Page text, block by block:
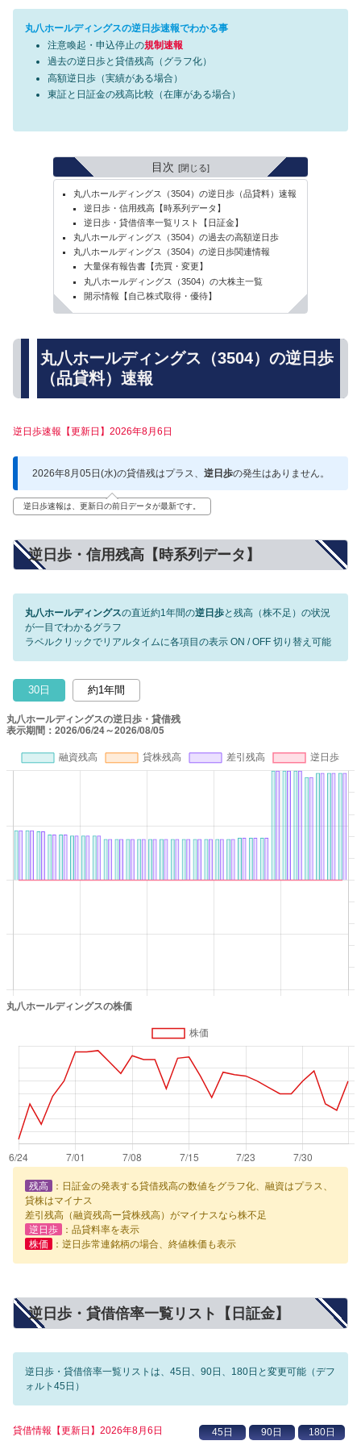
丸八ホールディングスの逆日歩速報でわかる事
注意喚起・申込停止の規制速報
過去の逆日歩と貸借残高（グラフ化）
高額逆日歩（実績がある場合）
東証と日証金の残高比較（在庫がある場合）
目次
丸八ホールディングス（3504）の逆日歩（品貸料）速報
逆日歩・信用残高【時系列データ】
逆日歩・貸借倍率一覧リスト【日証金】
丸八ホールディングス（3504）の過去の高額逆日歩
丸八ホールディングス（3504）の逆日歩関連情報
大量保有報告書【売買・変更】
丸八ホールディングス（3504）の大株主一覧
開示情報【自己株式取得・優待】
丸八ホールディングス（3504）の逆日歩
（品貸料）速報
逆日歩速報【更新日】2026年8月6日
2026年8月05日(水)の貸借残はプラス、 逆日歩の発生はありません。
逆日歩速報は、更新日の前日データが最新です。
逆日歩・信用残高【時系列データ】
丸八ホールディングスの直近約1年間の逆日歩と残高（株不足）の状況
が一目でわかるグラフ
ラベルクリックでリアルタイムに各項目の表示 ON / OFF 切り替え可能
30日 約1年間
残高
：日証金の発表する貸借残高の数値をグラフ化、融資はプラス、
貸株はマイナス
差引残高（融資残高ー貸株残高）がマイナスなら株不足
逆日歩
：品貸料率を表示
株価
：逆日歩常連銘柄の場合、終値株価も表示
逆日歩・貸借倍率一覧リスト【日証金】
逆日歩・貸借倍率一覧リストは、45日、90日、180日と変更可能（デフ
ォルト45日）
貸借情報【更新日】2026年8月6日